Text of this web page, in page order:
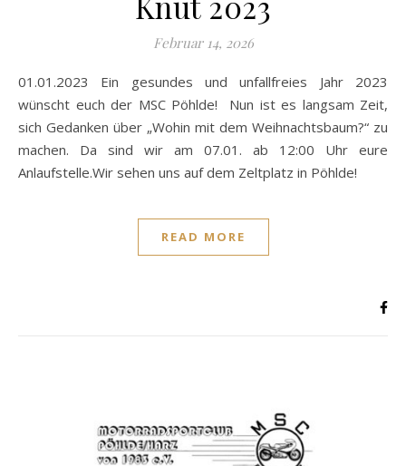
Februar 14, 2026
01.01.2023 Ein gesundes und unfallfreies Jahr 2023
wünscht euch der MSC Pöhlde! Nun ist es langsam Zeit,
sich Gedanken über „Wohin mit dem Weihnachtsbaum?“ zu
machen. Da sind wir am 07.01. ab 12:00 Uhr eure
Anlaufstelle.Wir sehen uns auf dem Zeltplatz in Pöhlde!
READ MORE